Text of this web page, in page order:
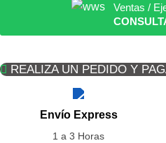
Ventas /
REALIZA UN PEDIDO Y
Envío Express
1 a 3 Horas